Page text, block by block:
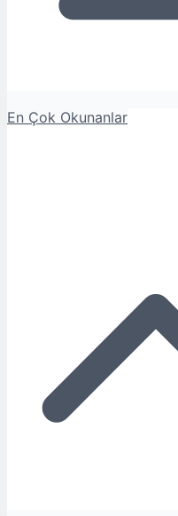
En Çok Okunanlar